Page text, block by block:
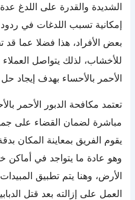
الشديدة والقدرة على اللدغ
إمكانية تسبب اللدغات في
بعض الأفراد، هذا فضلا عما
للأخشاب، لذلك يتواصل
الأحمر بالأحساء بهدف إيجاد حل
تعتمد مكافحة الدبور الأحمر
مباشرة لضمان القضاء على
يقوم الفريق بمعاينة المكان
وهو عادة ما يتواجد في أماكن
الأرض، وهنا يتم تطبيق
العمل على إزالته بعد قتل